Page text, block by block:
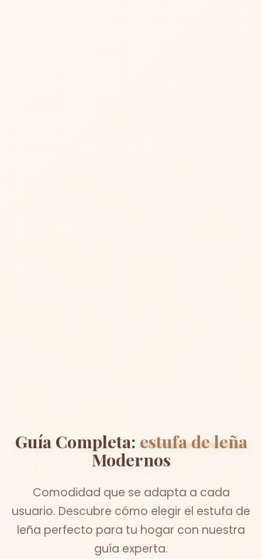
Guía Completa: estufa de leña
Modernos
Comodidad que se adapta a cada
usuario. Descubre cómo elegir el estufa de
leña perfecto para tu hogar con nuestra
guía experta.